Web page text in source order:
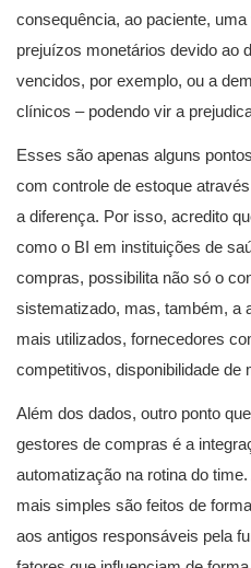
consequência, ao paciente,
prejuízos monetários devido ao
vencidos, por exemplo, ou a
clínicos – podendo vir a
Esses são apenas alguns
com controle de estoque
a diferença. Por isso, acredito
como o BI em instituições de
compras, possibilita não só o
sistematizado, mas, também, a
mais utilizados, fornecedores
competitivos, disponibilidade de
Além dos dados, outro ponto
gestores de compras é a
automatização na rotina do
mais simples são feitos de
aos antigos responsáveis pela